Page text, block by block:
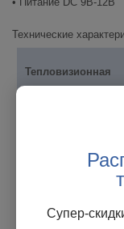
Технические
Тепловизионная
матрица
Супер-